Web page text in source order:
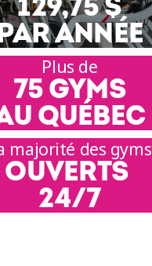
129,75 $
ANNÉE
Plus de
75 GYMS
QUÉBEC
majorité des gyms
OUVERTS
24/7